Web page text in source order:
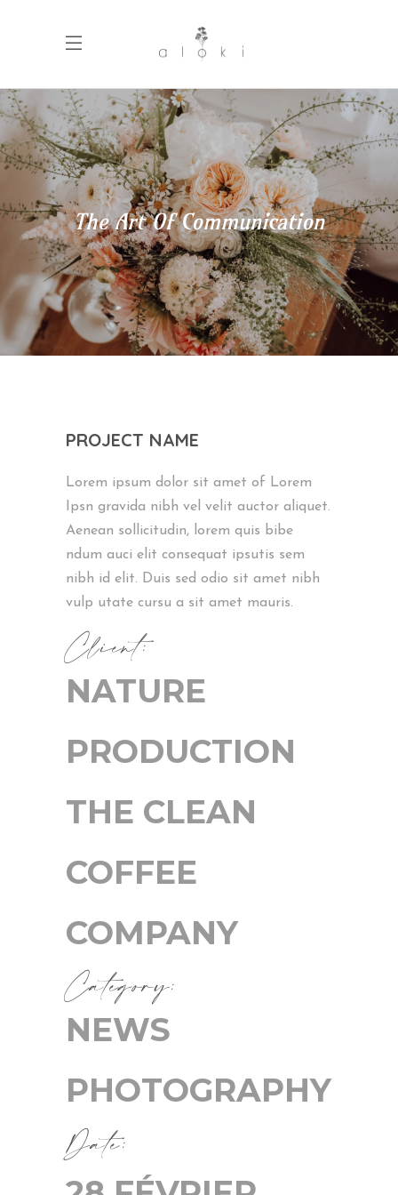
The Art Of Communication
PROJECT NAME
Lorem ipsum dolor sit amet of Lorem
Ipsn gravida nibh vel velit auctor aliquet.
Aenean sollicitudin, lorem quis bibe
ndum auci elit consequat ipsutis sem
nibh id elit. Duis sed odio sit amet nibh
vulp utate cursu a sit amet mauris.
Client:
NATURE
PRODUCTION
THE CLEAN
COFFEE
COMPANY
Category:
NEWS
PHOTOGRAPHY
Date: